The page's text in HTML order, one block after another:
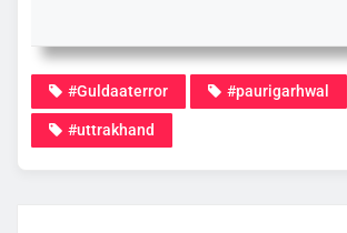
#Guldaaterror #paurigarhwal
#uttrakhand